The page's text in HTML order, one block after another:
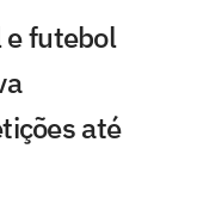
e futebol
até